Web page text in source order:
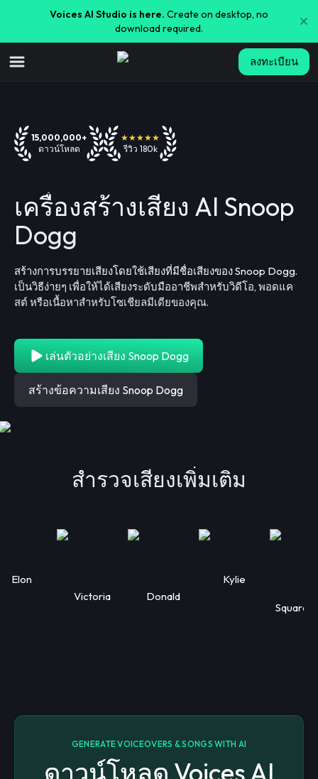
Voices AI Studio is here. Create on desktop, no
download required.
ลงทะเบียน
15,000,000+
ดาวน์โหลด
★★★★★
รีวิว 180k
เครื่องสร้างเสียง AI Snoop
Dogg
สร้างการบรรยายเสียงโดยใช้เสียงที่มีชื่อเสียงของ Snoop Dogg.
เป็นวิธีง่ายๆ เพื่อให้ได้เสียงระดับมืออาชีพสำหรับวิดีโอ, พอดแค
สต์ หรือเนื้อหาสำหรับโซเชียลมีเดียของคุณ.
เล่นตัวอย่างเสียง Snoop Dogg
สร้างข้อความเสียง Snoop Dogg
สำรวจเสียงเพิ่มเติม
Elon
Victoria
Donald
Kylie
GENERATE VOICEOVERS & SONGS WITH AI
ดาวน์โหลด Voices AI